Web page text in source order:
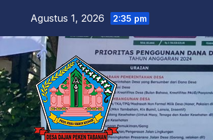
Agustus 1, 2026 2:35 pm